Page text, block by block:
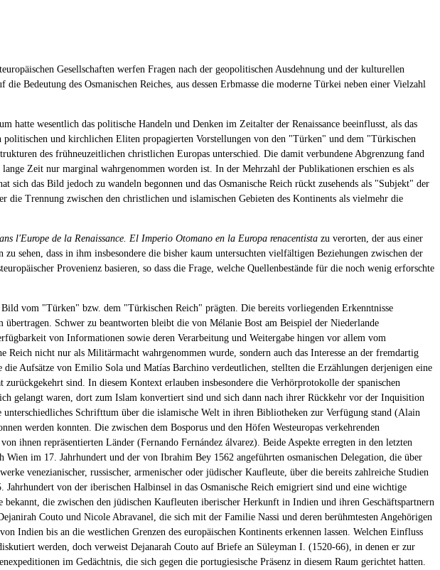
Gesellschaften werfen Fragen nach der geopolitischen Ausdehnung und der kulturellen
Bedeutung des Osmanischen Reiches, aus dessen Erbmasse die moderne Türkei neben einer Vielzahl
hatte wesentlich das politische Handeln und Denken im Zeitalter der Renaissance beeinflusst, als das
und kirchlichen Eliten propagierten Vorstellungen von den "Türken" und dem "Türkischen
des frühneuzeitlichen christlichen Europas unterschied. Die damit verbundene Abgrenzung fand
Zeit nur marginal wahrgenommen worden ist. In der Mehrzahl der Publikationen erschien es als
das Bild jedoch zu wandeln begonnen und das Osmanische Reich rückt zusehends als "Subjekt" der
Trennung zwischen den christlichen und islamischen Gebieten des Kontinents als vielmehr die
l'Europe de la Renaissance. El Imperio Otomano en la Europa renacentista zu verorten, der aus einer
sehen, dass in ihm insbesondere die bisher kaum untersuchten vielfältigen Beziehungen zwischen der
Provenienz basieren, so dass die Frage, welche Quellenbestände für die noch wenig erforschte
Bild vom "Türken" bzw. dem "Türkischen Reich" prägten. Die bereits vorliegenden Erkenntnisse
Schwer zu beantworten bleibt die von Mélanie Bost am Beispiel der Niederlande
von Informationen sowie deren Verarbeitung und Weitergabe hingen vor allem vom
nicht nur als Militärmacht wahrgenommen wurde, sondern auch das Interesse an der fremdartig
Aufsätze von Emilio Sola und Matías Barchino verdeutlichen, stellten die Erzählungen derjenigen eine
sind. In diesem Kontext erlauben insbesondere die Verhörprotokolle der spanischen
waren, dort zum Islam konvertiert sind und sich dann nach ihrer Rückkehr vor der Inquisition
unterschiedliches Schrifttum über die islamische Welt in ihren Bibliotheken zur Verfügung stand (Alain
werden konnten. Die zwischen dem Bosporus und den Höfen Westeuropas verkehrenden
ihnen repräsentierten Länder (Fernando Fernández álvarez). Beide Aspekte erregten in den letzten
im 17. Jahrhundert und der von Ibrahim Bey 1562 angeführten osmanischen Delegation, die über
venezianischer, russischer, armenischer oder jüdischer Kaufleute, über die bereits zahlreiche Studien
von der iberischen Halbinsel in das Osmanische Reich emigriert sind und eine wichtige
die zwischen den jüdischen Kaufleuten iberischer Herkunft in Indien und ihren Geschäftspartnern
Couto und Nicole Abravanel, die sich mit der Familie Nassi und deren berühmtesten Angehörigen
Indien bis an die westlichen Grenzen des europäischen Kontinents erkennen lassen. Welchen Einfluss
werden, doch verweist Dejanarah Couto auf Briefe an Süleyman I. (1520-66), in denen er zur
im Gedächtnis, die sich gegen die portugiesische Präsenz in diesem Raum gerichtet hatten.